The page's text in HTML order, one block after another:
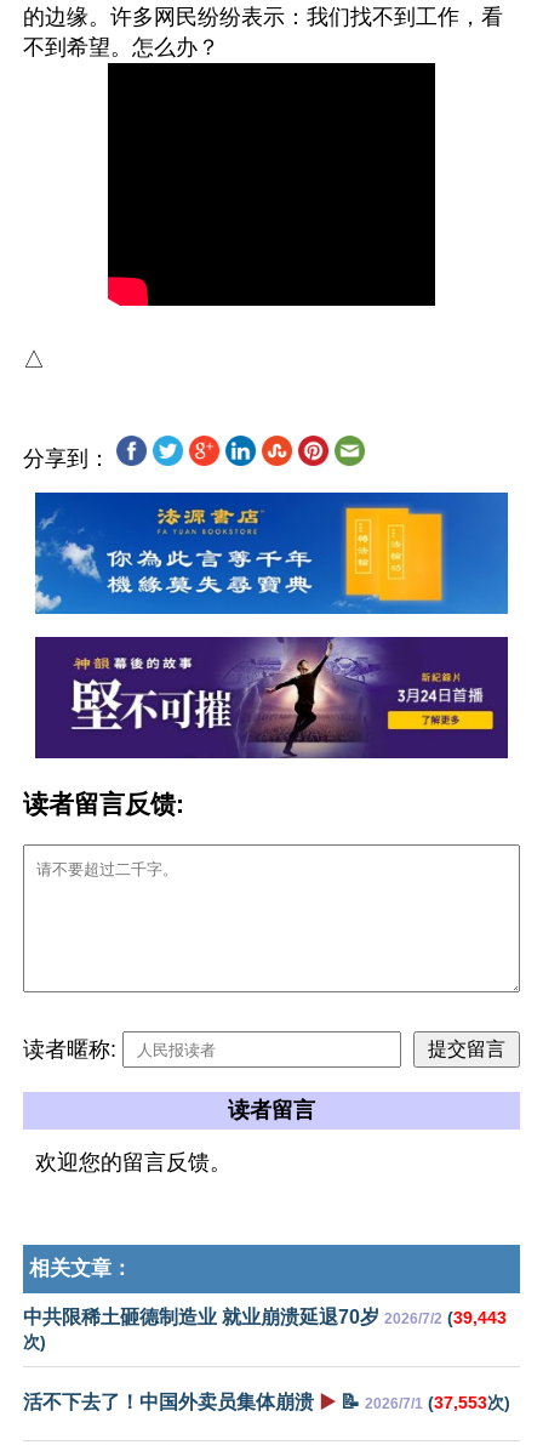
的边缘。许多网民纷纷表示：我们找不到工作，看
分享到：
读者留言反馈:
读者暱称:
读者留言
欢迎您的留言反馈。
相关文章：
中共限稀土砸德制造业 就业崩溃延退70岁 2026/7/2 (39,443
次)
活不下去了！中国外卖员集体崩溃 ▶️ 📝 2026/7/1 (37,553次)